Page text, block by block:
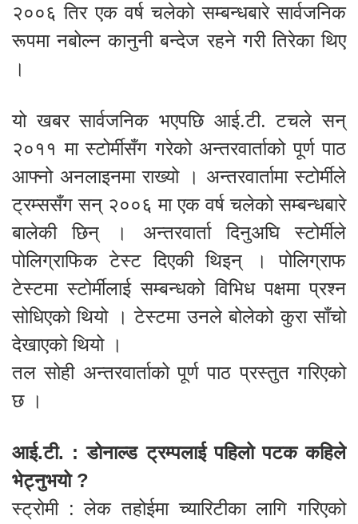
२००६ तिर एक वर्ष चलेको सम्बन्धबारे सार्वजनिक
रूपमा नबोल्न कानुनी बन्देज रहने गरी तिरेका थिए
।
यो खबर सार्वजनिक भएपछि आई.टी. टचले सन्
२०११ मा स्टोर्मीसँग गरेको अन्तरवार्ताको पूर्ण पाठ
आफ्नो अनलाइनमा राख्यो । अन्तरवार्तामा स्टोर्मीले
ट्रम्ससँग सन् २००६ मा एक वर्ष चलेको सम्बन्धबारे
बालेकी छिन् । अन्तरवार्ता दिनुअघि स्टोर्मीले
पोलिग्राफिक टेस्ट दिएकी थिइन् । पोलिग्राफ
टेस्टमा स्टोर्मीलाई सम्बन्धको विभिध पक्षमा प्रश्न
सोधिएको थियो । टेस्टमा उनले बोलेको कुरा साँचो
देखाएको थियो ।
तल सोही अन्तरवार्ताको पूर्ण पाठ प्रस्तुत गरिएको
छ ।
आई.टी. : डोनाल्ड ट्रम्पलाई पहिलो पटक कहिले
भेट्नुभयो ?
स्ट्रोमी : लेक तहोईमा च्यारिटीका लागि गरिएको